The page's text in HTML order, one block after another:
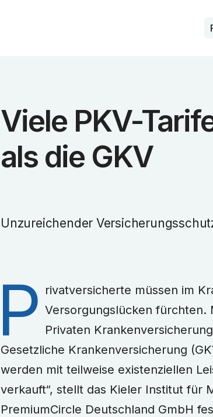
Viele PKV-
als die GKV
Unzureichender
P rivatversicherte müssen im
Versorgungslücken fürchten.
Privaten
Gesetzliche Krankenversicherung
werden mit teilweise existenziellen
verkauft“, stellt das Kieler Institut für
PremiumCircle Deutschland GmbH